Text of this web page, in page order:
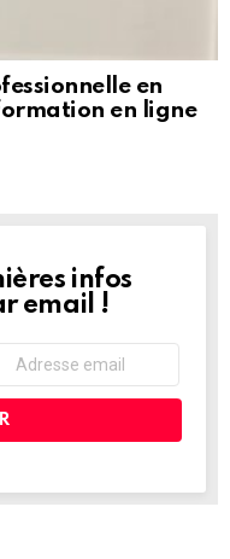
en
en ligne
infos
email !